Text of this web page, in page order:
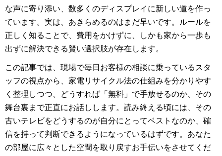
な声に寄り添い、数多くのディスプレイに新しい道を作っ
ています。実は、あきらめるのはまだ早いです。ルールを
正しく知ることで、費用をかけずに、しかも家から一歩も
出ずに解決できる賢い選択肢が存在します。
この記事では、現場で毎日お客様の相談に乗っているスタ
ッフの視点から、家電リサイクル法の仕組みを分かりやす
く整理しつつ、どうすれば「無料」で手放せるのか、その
舞台裏まで正直にお話しします。読み終える頃には、その
古いテレビをどうするのが自分にとってベストなのか、確
信を持って判断できるようになっているはずです。あなた
の部屋に広々とした空間を取り戻すお手伝いをさせてくだ